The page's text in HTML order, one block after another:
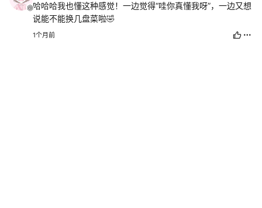
哈哈哈我也懂这种感觉！一边觉得“哇你真懂我呀”，一边又想
说能不能换几盘菜啦🤣
1个月前